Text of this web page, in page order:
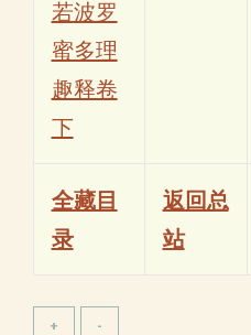
若波罗
蜜多理
趣释卷
下
全藏目
录
返回总
站